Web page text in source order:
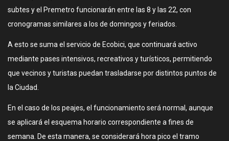
subtes y el Premetro funcionarán entre las 8 y las 22, con
cronogramas similares a los de domingos y feriados.
A esto se suma el servicio de Ecobici, que continuará activo
mediante pases intensivos, recreativos y turísticos, permitiendo
que vecinos y turistas puedan trasladarse por distintos puntos de
la Ciudad.
En el caso de los peajes, el funcionamiento será normal, aunque
se aplicará el esquema horario correspondiente a fines de
semana. De esta manera, se considerará hora pico el tramo